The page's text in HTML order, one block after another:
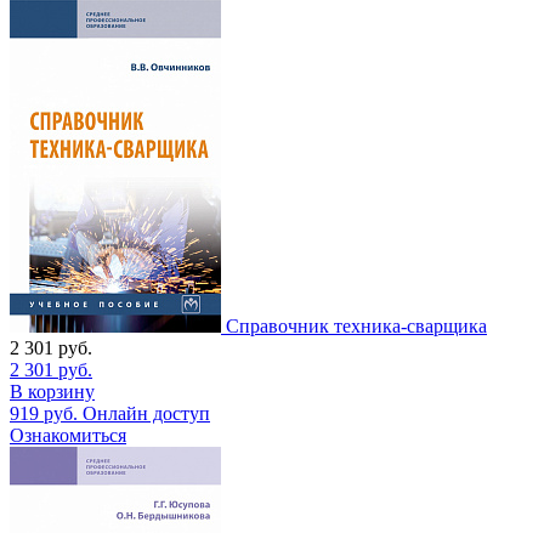
Справочник техника-сварщика
2 301 руб.
2 301 руб.
В корзину
919 руб. Онлайн доступ
Ознакомиться